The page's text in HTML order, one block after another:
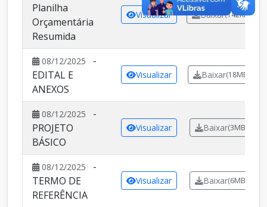
Planilha
Orçamentária
Resumida
Visualizar Baixar(142KB)
08/12/2025
-
EDITAL E
ANEXOS
Visualizar Baixar(18MB)
08/12/2025
-
PROJETO
BÁSICO
Visualizar Baixar(3MB)
08/12/2025
-
TERMO DE
REFERÊNCIA
Visualizar Baixar(6MB)